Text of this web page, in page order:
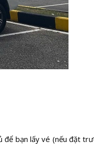
bạn lấy vé (nếu đặt